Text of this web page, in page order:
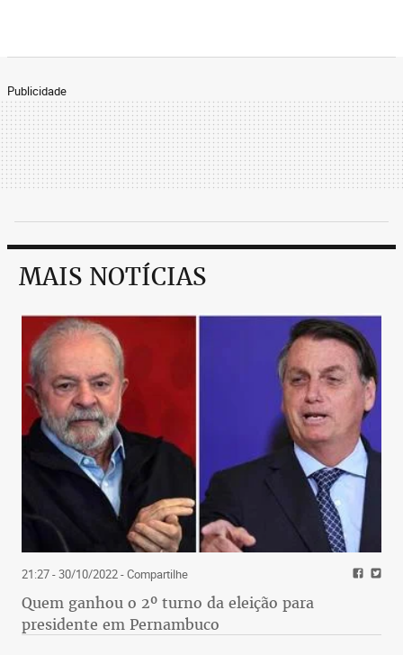
Publicidade
MAIS NOTÍCIAS
21:27 - 30/10/2022- Compartilhe
Quem ganhou o 2º turno da eleição para
presidente em Pernambuco